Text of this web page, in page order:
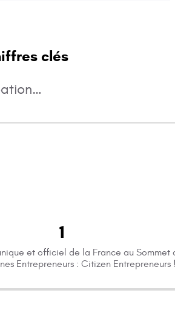
clés
1
et officiel de la France au Sommet
Entrepreneurs : Citizen Entrepreneurs